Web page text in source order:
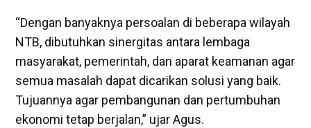
‎“Dengan banyaknya persoalan di beberapa wilayah
NTB, dibutuhkan sinergitas antara lembaga
masyarakat, pemerintah, dan aparat keamanan agar
semua masalah dapat dicarikan solusi yang baik.
Tujuannya agar pembangunan dan pertumbuhan
ekonomi tetap berjalan,” ujar Agus.